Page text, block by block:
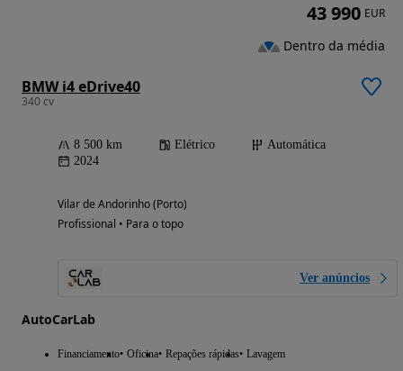
BMW i4 eDrive40
340 cv
8 500 km Elétrico
Automática
2024
Vilar de Andorinho (Porto)
Profissional • Para o topo
Ver anúncios
AutoCarLab
Financiamento Oficina Repações rápidas Lavagem
43 990 EUR
Dentro da média